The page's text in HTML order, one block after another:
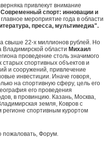
привлекут внимание
спорт: инновации и
мероприятие года в области
пресса, мультимедиа".
свыше 22-х миллионов рублей. Но
Владимирской области Михаил
проведение столь значимого
спортивных объектов и
и сооружений, привлечение
инвестиции. Иначе говоря,
на спортивную сферу, цель его
его проведения
в провинцию. Казань, Москва,
земля, Ковров с
спортивным курортом
пожаловать, Форум.